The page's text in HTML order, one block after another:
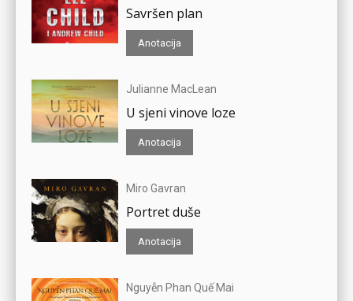
Savršen plan
Anotacija
Julianne MacLean
U sjeni vinove loze
Anotacija
Miro Gavran
Portret duše
Anotacija
Nguyễn Phan Quế Mai